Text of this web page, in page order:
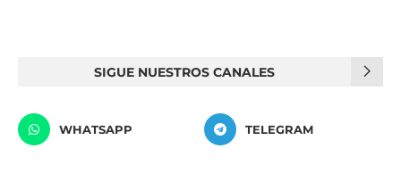
SIGUE NUESTROS CANALES
WHATSAPP TELEGRAM